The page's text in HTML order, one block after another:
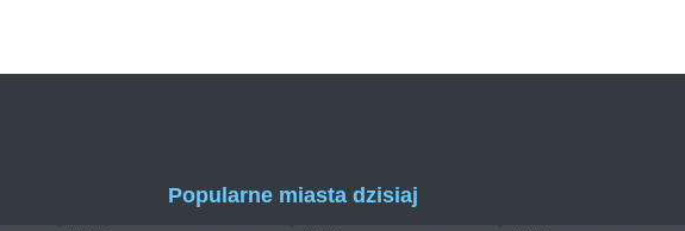
Popularne miasta dzisiaj